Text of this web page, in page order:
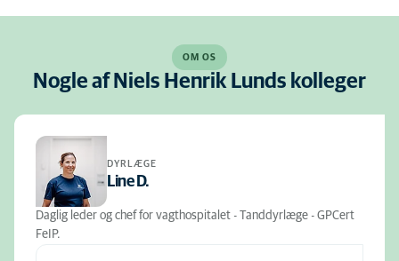
OM OS
Nogle af Niels Henrik Lunds kolleger
DYRLÆGE
Line D.
Daglig leder og chef for vagthospitalet - Tanddyrlæge - GPCert
FeIP.